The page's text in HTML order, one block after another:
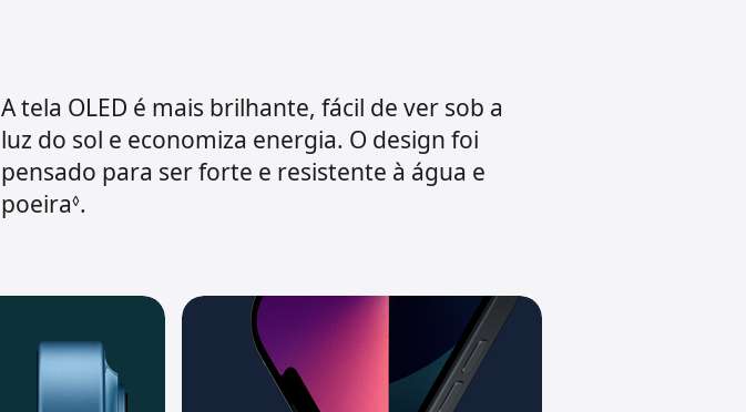
A tela OLED é mais brilhante, fácil de ver sob a
luz do sol e economiza energia. O design foi
pensado para ser forte e resistente à água e
poeira◊.